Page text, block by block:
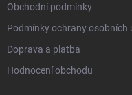
Obchodní podmínky
Podmínky ochrany osobních
Doprava a platba
Hodnocení obchodu